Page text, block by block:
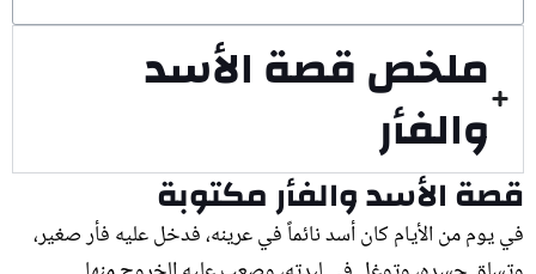
ملخص قصة الأسد
والفأر
قصة الأسد والفأر مكتوبة
في يوم من الأيام كان أسد نائماً في عرينه، فدخل عليه فأر صغير،